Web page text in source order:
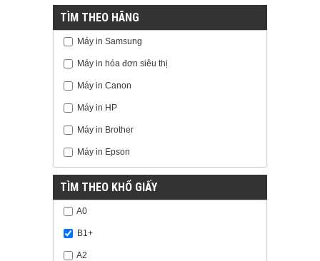
TÌM THEO HÃNG
Máy in Samsung
Máy in hóa đơn siêu thị
Máy in Canon
Máy in HP
Máy in Brother
Máy in Epson
TÌM THEO KHỔ GIẤY
A0
B1+
A2